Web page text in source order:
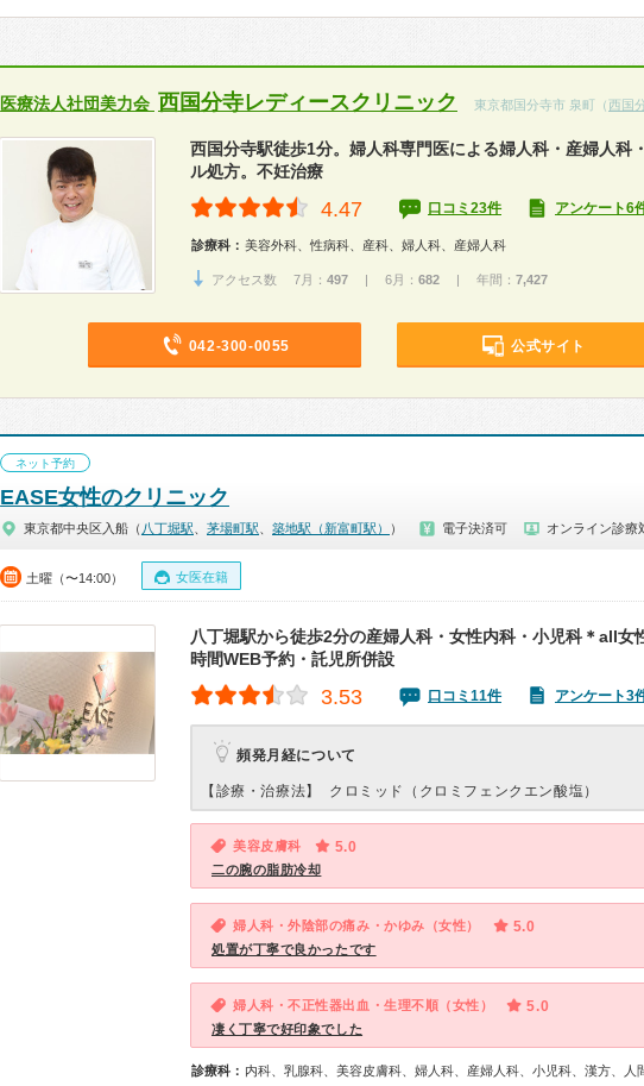
医療法人社団美力会 西国分寺レディースクリニック 東京都国分寺市 泉町（西国
西国分寺駅徒歩1分。婦人科専門医による婦人科・産婦人科
ル処方。不妊治療
4.47 口コミ23件 アンケート6
診療科： 美容外科、性病科、産科、婦人科、産婦人科
アクセス数 7月： 497 | 6月： 682 | 年間： 7,427
042-300-0055 公式サイト
ネット予約
EASE女性のクリニック
東京都中央区入船（ 八丁堀駅 茅場町駅 築地駅（新富町駅） ） 電子決済可 オンライン診療
土曜（〜14:00） 女医在籍
八丁堀駅から徒歩2分の産婦人科・女性内科・小児科＊all女
時間WEB予約・託児所併設
3.53 口コミ11件 アンケート3
頻発月経について
【診療・治療法】 クロミッド（クロミフェンクエン酸塩）
美容皮膚科 5.0
二の腕の脂肪冷却
婦人科・外陰部の痛み・かゆみ（女性） 5.0
処置が丁寧で良かったです
婦人科・不正性器出血・生理不順（女性） 5.0
凄く丁寧で好印象でした
診療科： 内科、乳腺科、美容皮膚科、婦人科、産婦人科、小児科、漢方、人